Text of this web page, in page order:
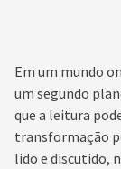
Em um mundo
um segundo
que a leitura
transformação
lido e discutido,